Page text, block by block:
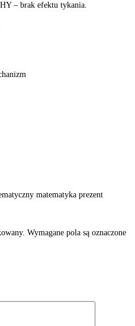
– brak efektu tykania.
matematyka prezent
Wymagane pola są oznaczone